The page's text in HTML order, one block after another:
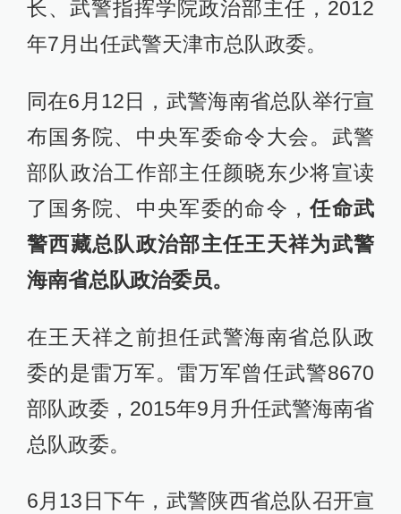
长、武警指挥学院政治部主任，2012
年7月出任武警天津市总队政委。
同在6月12日，武警海南省总队举行宣
布国务院、中央军委命令大会。武警
部队政治工作部主任颜晓东少将宣读
了国务院、中央军委的命令，任命武
警西藏总队政治部主任王天祥为武警
海南省总队政治委员。
在王天祥之前担任武警海南省总队政
委的是雷万军。雷万军曾任武警8670
部队政委，2015年9月升任武警海南省
总队政委。
6月13日下午，武警陕西省总队召开宣